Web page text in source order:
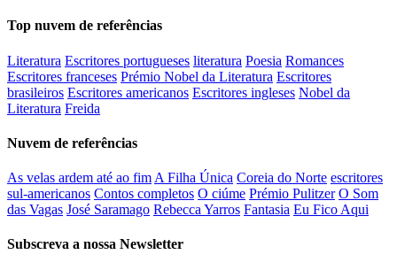
Top nuvem de referências
Literatura Escritores portugueses literatura Poesia Romances
Escritores franceses Prémio Nobel da Literatura Escritores
brasileiros Escritores americanos Escritores ingleses Nobel da
Literatura Freida
Nuvem de referências
As velas ardem até ao fim A Filha Única Coreia do Norte escritores
sul-americanos Contos completos O ciúme Prémio Pulitzer O Som
das Vagas José Saramago Rebecca Yarros Fantasia Eu Fico Aqui
Subscreva a nossa Newsletter